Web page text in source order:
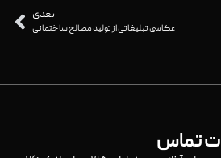
بعدی
عکاسی تبلیغاتی از تولید مصالح ساختمانی
تماس